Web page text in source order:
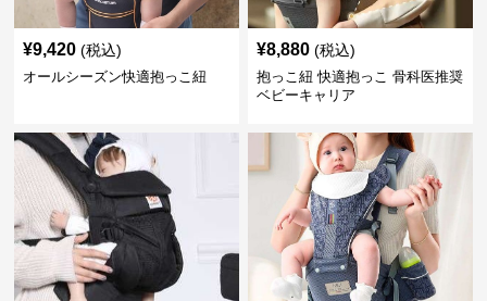
¥9,420 (税込)
オールシーズン快適抱っこ紐
¥8,880 (税込)
抱っこ紐 快適抱っこ 骨科医推奨
ベビーキャリア